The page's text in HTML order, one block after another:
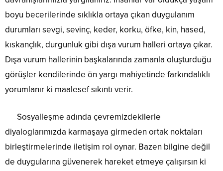
boyu becerilerinde sıklıkla ortaya çıkan duygulanım
durumları sevgi, sevinç, keder, korku, öfke, kin, hased,
kıskançlık, durgunluk gibi dışa vurum halleri ortaya çıkar.
Dışa vurum hallerinin başkalarında zamanla oluşturduğu
görüşler kendilerinde ön yargı mahiyetinde farkındalıklı
yorumlanır ki maalesef sıkıntı verir.
Sosyalleşme adında çevremizdekilerle
diyaloglarımızda karmaşaya girmeden ortak noktaları
birleştirmelerinde iletişim rol oynar. Bazen bilgine değil
de duygularına güvenerek hareket etmeye çalışırsın ki